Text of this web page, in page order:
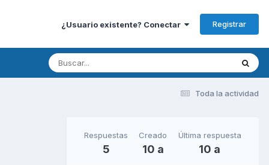
¿Usuario existente? Conectar Registrar
Toda la actividad
Respuestas
5
Creado
10 a
Última respuesta
10 a